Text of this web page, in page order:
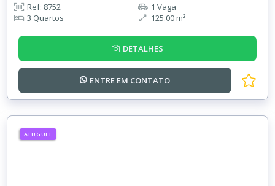
Ref: 8752
3 Quartos
1 Vaga
125.00 m²
DETALHES
ENTRE EM CONTATO
ALUGUEL